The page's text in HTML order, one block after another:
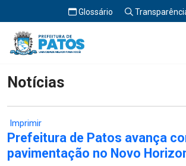
Glossário
Início Notícias
Notícias
Imprimir
Prefeitura de Patos avança
pavimentação no Novo